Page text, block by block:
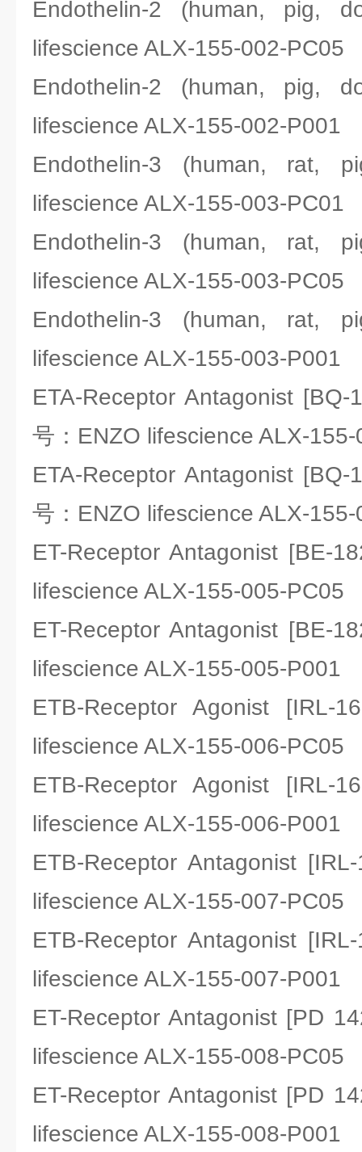
Endothelin-2 (human, pig,
lifescience ALX-155-002-PC05
Endothelin-2 (human, pig,
lifescience ALX-155-002-P001
Endothelin-3 (human, rat,
lifescience ALX-155-003-PC01
Endothelin-3 (human, rat,
lifescience ALX-155-003-PC05
Endothelin-3 (human, rat,
lifescience ALX-155-003-P001
ETA-Receptor Antagonist
号：ENZO lifescience ALX-
ETA-Receptor Antagonist
号：ENZO lifescience ALX-
ET-Receptor Antagonist [BE-
lifescience ALX-155-005-PC05
ET-Receptor Antagonist [BE-
lifescience ALX-155-005-P001
ETB-Receptor Agonist
lifescience ALX-155-006-PC05
ETB-Receptor Agonist
lifescience ALX-155-006-P001
ETB-Receptor Antagonist
lifescience ALX-155-007-PC05
ETB-Receptor Antagonist
lifescience ALX-155-007-P001
ET-Receptor Antagonist [PD
lifescience ALX-155-008-PC05
ET-Receptor Antagonist [PD
lifescience ALX-155-008-P001